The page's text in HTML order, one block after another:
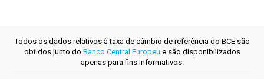
Todos os dados relativos à taxa de câmbio de referência do BCE são
obtidos junto do Banco Central Europeu e são disponibilizados
apenas para fins informativos.